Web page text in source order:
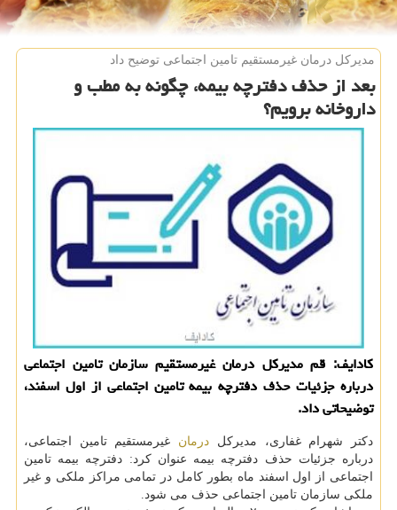
مدیركل درمان غیرمستقیم تامین اجتماعی توضیح داد
بعد از حذف دفترچه بیمه، چگونه به مطب و
داروخانه برویم؟
کادایف: قم مدیرکل درمان غیرمستقیم سازمان تامین اجتماعی
درباره جزئیات حذف دفترچه بیمه تامین اجتماعی از اول اسفند،
توضیحاتی داد.
دکتر شهرام غفاری، مدیرکل درمان غیرمستقیم تامین اجتماعی،
درباره جزئیات حذف دفترچه بیمه عنوان کرد: دفترچه بیمه تامین
اجتماعی از اول اسفند ماه بطور کامل در تمامی مراکز ملکی و غیر
ملکی سازمان تامین اجتماعی حذف می شود.